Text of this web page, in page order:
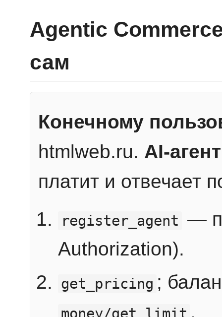
Agentic
сам
Конечному
htmlweb.ru. AI-агент
платит и отвечает
register_agent —
Authorization).
get_pricing ;
.